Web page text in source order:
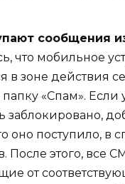
сообщения
что мобильное
в зоне действия
«Спам».
заблокировано,
оно поступило, в
После этого, все
от